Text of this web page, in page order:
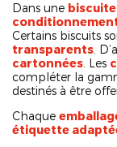
Dans une
Certains biscuits
transparents .
cartonnées . Les
compléter la
destinés à être
Chaque
étiquette